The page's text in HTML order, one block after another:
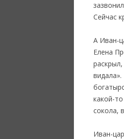
Сейчас
А Иван-
Елена
какой-
сокола,
Иван-